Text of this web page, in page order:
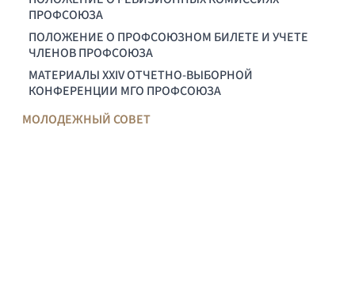
ПРОФСОЮЗА
ПОЛОЖЕНИЕ О ПРОФСОЮЗНОМ БИЛЕТЕ И УЧЕТЕ
ЧЛЕНОВ ПРОФСОЮЗА
МАТЕРИАЛЫ XXIV ОТЧЕТНО-ВЫБОРНОЙ
КОНФЕРЕНЦИИ МГО ПРОФСОЮЗА
МОЛОДЕЖНЫЙ СОВЕТ